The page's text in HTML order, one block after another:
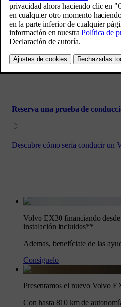
Club Volvo: nuestro compromiso
Reserva una prueba de
Descubre cómo sería conducir un
Volvo EX30 financiando
instalación incluidos**
Ademas, benefíciate de las
Consíguelo
Presentamos el nuevo Volvo
Con hasta 810 km de